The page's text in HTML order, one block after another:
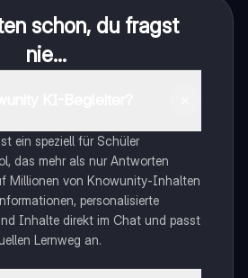
schon, du fragst
nie...
ein speziell für Schüler
das mehr als nur Antworten
Millionen von Knowunity-Inhalten
personalisierte
Inhalte direkt im Chat und passt
Lernweg an.